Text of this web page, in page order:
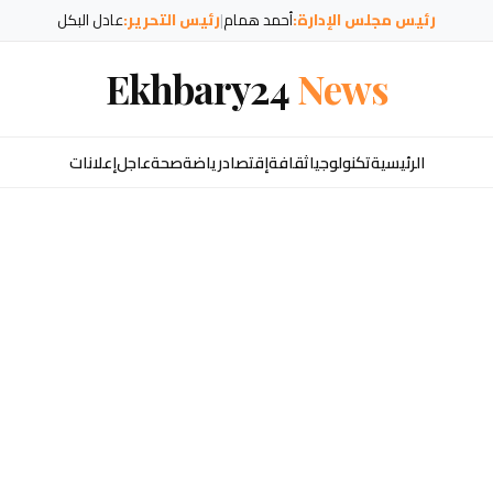
رئيس مجلس الإدارة:أحمد همام|رئيس التحرير:عادل البكل
Ekhbary24News
الرئيسيةتكنولوجياثقافةإقتصادرياضةصحةعاجلإعلانات